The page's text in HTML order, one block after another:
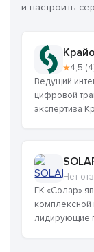
и настроить
★4,5
Ведущий
цифровой
экспертиза
Нет
ГК «Солар»
лидирующие